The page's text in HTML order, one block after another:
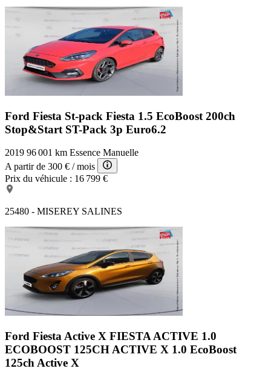
Ford Fiesta St-pack Fiesta 1.5 EcoBoost 200ch
Stop&Start ST-Pack 3p Euro6.2
2019 96 001 km Essence Manuelle
A partir de 300 € / mois
Prix du véhicule : 16 799 €
25480 - MISEREY SALINES
Ford Fiesta Active X FIESTA ACTIVE 1.0
ECOBOOST 125CH ACTIVE X 1.0 EcoBoost
125ch Active X